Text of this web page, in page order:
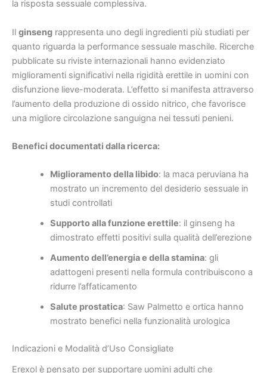
la risposta sessuale complessiva.
Il ginseng rappresenta uno degli ingredienti più studiati per
quanto riguarda la performance sessuale maschile. Ricerche
pubblicate su riviste internazionali hanno evidenziato
miglioramenti significativi nella rigidità erettile in uomini con
disfunzione lieve-moderata. L’effetto si manifesta attraverso
l’aumento della produzione di ossido nitrico, che favorisce
una migliore circolazione sanguigna nei tessuti penieni.
Benefici documentati dalla ricerca:
Miglioramento della libido: la maca peruviana ha
mostrato un incremento del desiderio sessuale in
studi controllati
Supporto alla funzione erettile: il ginseng ha
dimostrato effetti positivi sulla qualità dell’erezione
Aumento dell’energia e della stamina: gli
adattogeni presenti nella formula contribuiscono a
ridurre l’affaticamento
Salute prostatica: Saw Palmetto e ortica hanno
mostrato benefici nella funzionalità urologica
Indicazioni e Modalità d’Uso Consigliate
Erexol è pensato per supportare uomini adulti che